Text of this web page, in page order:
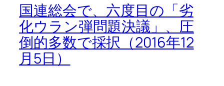
国連総会で、六度目の「劣
化ウラン弾問題決議」、圧
倒的多数で採択（2016年12
月5日）